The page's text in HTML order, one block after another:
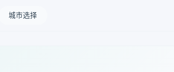
城市选择